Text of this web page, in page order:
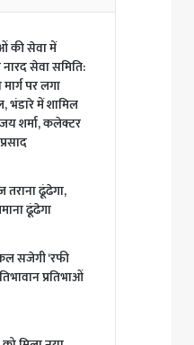
की सेवा में
नारद सेवा समिति:
पर लगा
भंडारे में शामिल
शर्मा, कलेक्टर
ढूंढेगा,
ढूंढेगा
सजेगी ‘रफी
प्रतिभाओं